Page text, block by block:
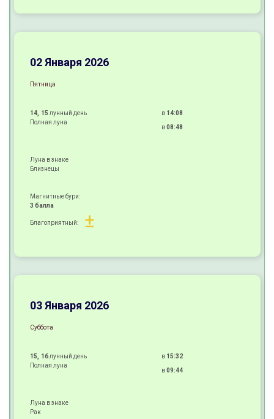
+
+
02 Января 2026
Пятница
14, 15 лунный день
Полная луна
в 14:08
в08:48
Луна в знаке
Близнецы
Магнитные бури:
3 балла
Благоприятный:
±
+
03 Января 2026
Суббота
15, 16лунный день
Полная луна
в 15:32
в09:44
Луна в знаке
Рак